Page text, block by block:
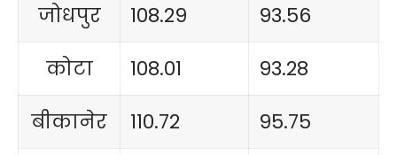
जोधपुर
108.29
93.56
कोटा
108.01
93.28
बीकानेर
110.72
95.75